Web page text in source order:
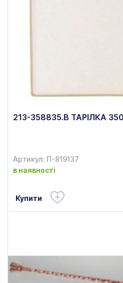
213-358835.B ТАРІЛКА
Артикул: П-819137
в наявності
Купити